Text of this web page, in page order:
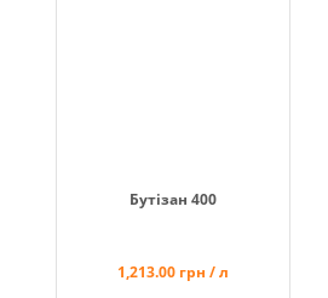
Бутізан 400
1,213.00 грн / л